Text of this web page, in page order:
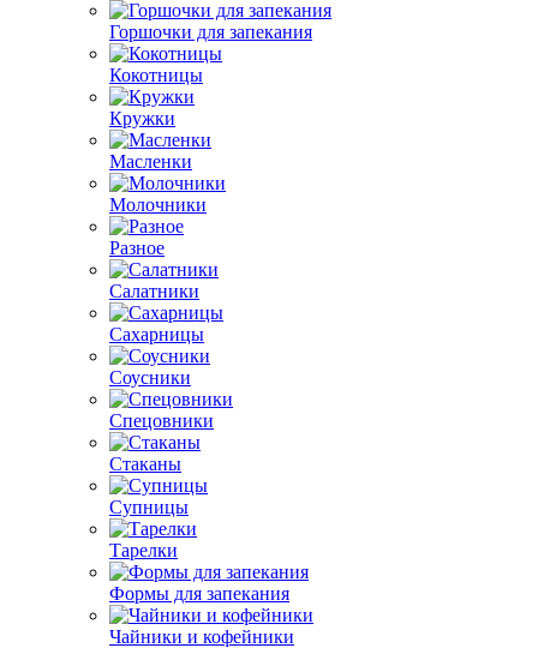
Горшочки для запекания
Кокотницы
Кружки
Масленки
Молочники
Разное
Салатники
Сахарницы
Соусники
Спецовники
Стаканы
Супницы
Тарелки
Формы для запекания
Чайники и кофейники